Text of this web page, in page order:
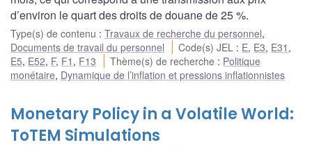
d’environ le quart des droits de douane de 25 %.
Type(s) de contenu : Travaux de recherche du personnel,
Documents de travail du personnel
Code(s) JEL : E, E3, E31 ,
E5, E52, F, F1 , F13 Thème(s) de recherche : Politique
monétaire, Dynamique de l’inflation et pressions inflationnistes
Monetary Policy in a Volatile World:
ToTEM Simulations